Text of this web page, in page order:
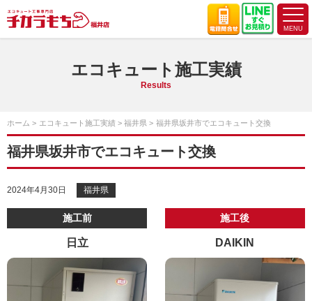
エコキュート施工実績
Results
ホーム エコキュート施工実績 福井県 福井県坂井市でエコキュート交換
福井県坂井市でエコキュート交換
2024年4月30日 福井県
施工前
日立
施工後
DAIKIN